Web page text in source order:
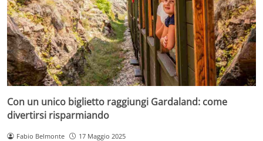
Con un unico biglietto raggiungi Gardaland: come
divertirsi risparmiando
Fabio Belmonte 17 Maggio 2025